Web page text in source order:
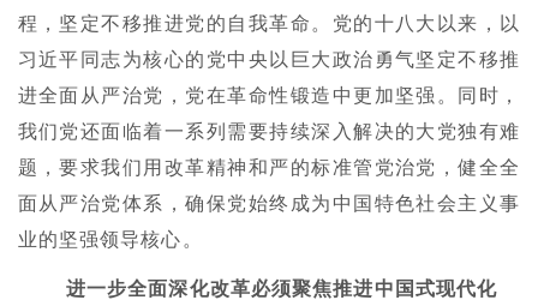
程，坚定不移推进党的自我革命。党的十八大以来，以
习近平同志为核心的党中央以巨大政治勇气坚定不移推
进全面从严治党，党在革命性锻造中更加坚强。同时，
我们党还面临着一系列需要持续深入解决的大党独有难
题，要求我们用改革精神和严的标准管党治党，健全全
面从严治党体系，确保党始终成为中国特色社会主义事
业的坚强领导核心。
进一步全面深化改革必须聚焦推进中国式现代化